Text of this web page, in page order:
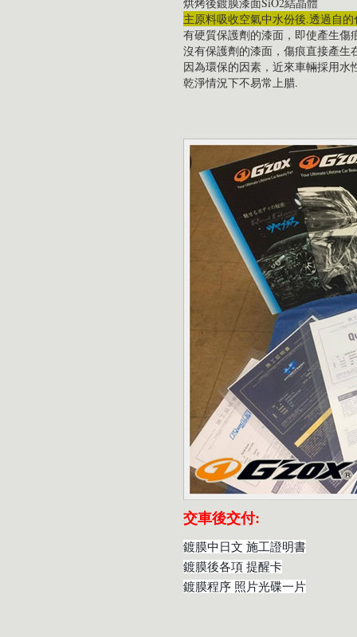
主原料吸收空氣中水份後.透過自
有硬質保護劑的漆面，即使產生
沒有保護劑的漆面，傷痕直接產生
因為環保的因素，近來車輛採用
乾淨情況下不易常上腊.
交車後交付:
鍍膜中日文 施工證明書
鍍膜後各項 提醒卡
鍍膜程序 照片光碟一片